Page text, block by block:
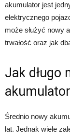
akumulator jest
elektrycznego
może służyć nowy
trwałość oraz jak
Jak długo
Średnio nowy
lat. Jednak wiele